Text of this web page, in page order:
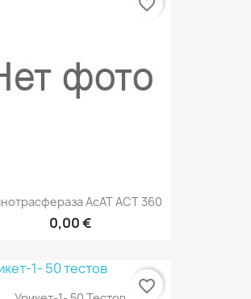
АсАТ АСТ 360
0,00 €
favorite_border
favorite_border